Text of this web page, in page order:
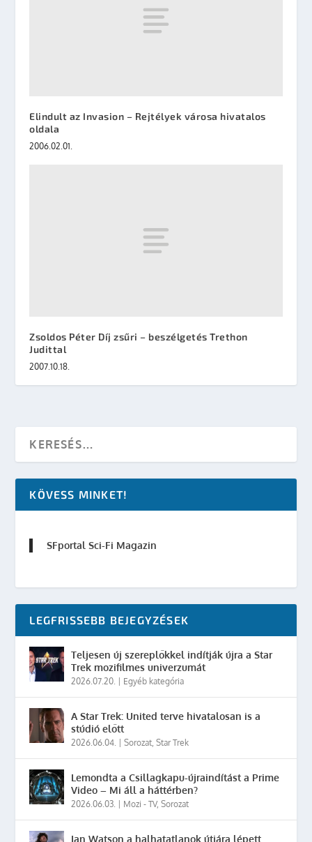
Elindult az Invasion – Rejtélyek városa hivatalos
oldala
2006.02.01.
Zsoldos Péter Díj zsűri – beszélgetés Trethon
Judittal
2007.10.18.
KÖVESS MINKET!
SFportal Sci-Fi Magazin
LEGFRISSEBB BEJEGYZÉSEK
Teljesen új szereplőkkel indítják újra a Star
Trek mozifilmes univerzumát
2026.07.20. Egyéb kategória
A Star Trek: United terve hivatalosan is a
stúdió előtt
2026.06.04. |Sorozat,Star Trek
Lemondta a Csillagkapu-újraindítást a Prime
Video – Mi áll a háttérben?
2026.06.03. Mozi - TV,Sorozat
Ian Watson a halhatatlanok útjára lépett